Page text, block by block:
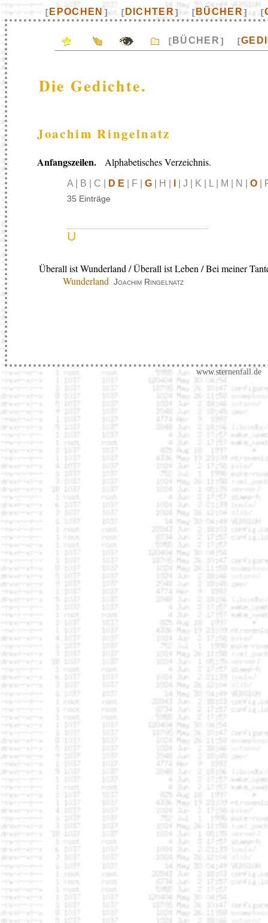
[ EPOCHEN ] [ DICHTER] [ BÜCHER] [
[ BÜCHER] [
Die Gedichte.
Joachim Ringelnatz
Anfangszeilen. Alphabetisches Verzeichnis.
A | B | C | D E | F | G | H | | J | K | L | M | N | O |
35 Einträge
U
Überall ist Wunderland / Überall ist Leben / Bei meiner
Wunderland Joachim Ringelnatz
www.sternenfall.de